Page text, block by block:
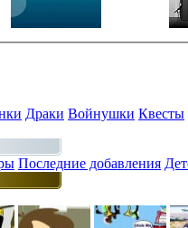
Драки Войнушки Квесты
Последние добавления